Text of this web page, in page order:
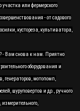
или фермерского
- от садового
кустореза, культиватора,
- Вам снова к нам. Приятно
оборудования и
генераторов, мотопомп,
шуруповертов и др., ручного
измерительного,